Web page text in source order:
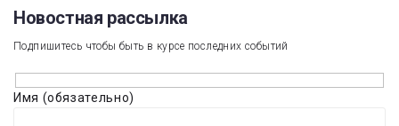
Новостная рассылка​
Подпишитесь чтобы быть в курсе последних событий
Имя (обязательно)